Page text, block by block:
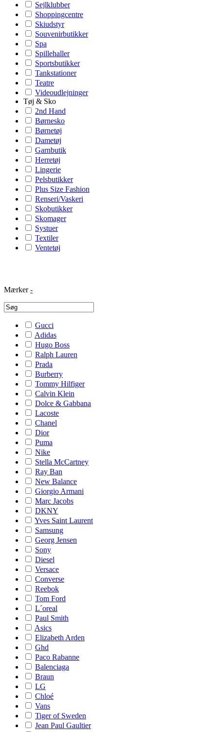
Sejlklubber
Shoppingcentre
Skiudstyr
Souvenirbutikker
Spa
Spillehaller
Sportsbutikker
Tankstationer
Teatre
Videoudlejninger
Tøj & Sko
2nd Hand
Børnesko
Børnetøj
Dametøj
Garnbutik
Herretøj
Lingerie
Pelsbutikker
Plus Size Fashion
Renseri/Vaskeri
Skobutikker
Skomager
Systuer
Textiler
Ventetøj
Mærker -
Gucci
Adidas
Hugo Boss
Ralph Lauren
Prada
Burberry
Tommy Hilfiger
Calvin Klein
Dolce & Gabbana
Lacoste
Chanel
Dior
Puma
Nike
Stella McCartney
Ray Ban
New Balance
Giorgio Armani
Marc Jacobs
DKNY
Yves Saint Laurent
Samsung
Georg Jensen
Sony
Diesel
Versace
Converse
Reebok
Tom Ford
L´oreal
Paul Smith
Asics
Elizabeth Arden
Ghd
Paco Rabanne
Balenciaga
Braun
LG
Chloé
Vans
Tiger of Sweden
Jean Paul Gaultier